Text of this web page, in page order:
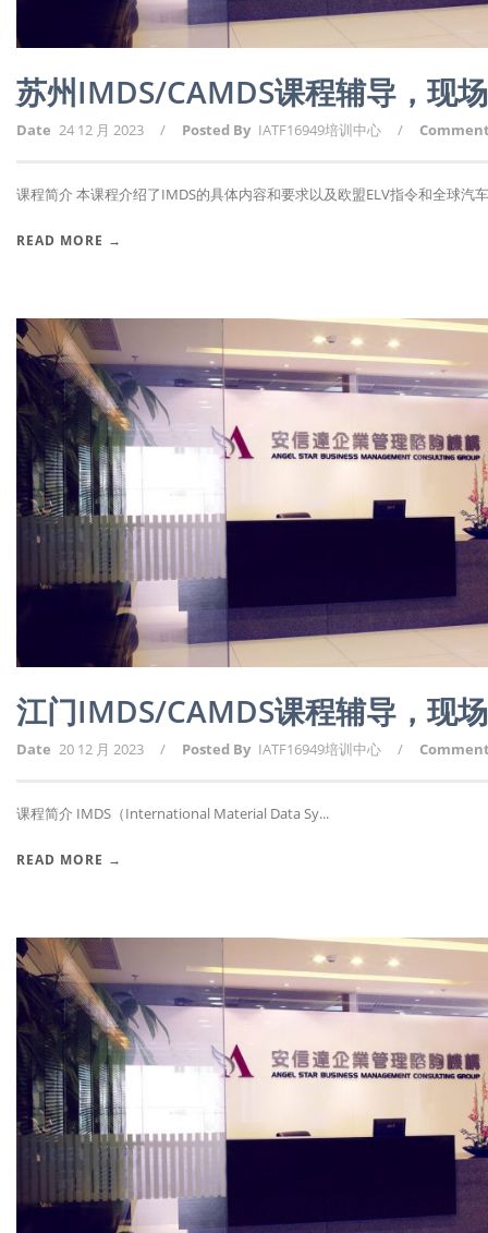
苏州IMDS/CAMDS课程辅导，现
Date 24 12 月 2023 / Posted By IATF16949培训中心 /
课程简介 本课程介绍了IMDS的具体内容和要求以及欧盟ELV指令和全球汽
READ MORE →
江门IMDS/CAMDS课程辅导，现
Date 20 12 月 2023 / Posted By IATF16949培训中心 /
课程简介 IMDS（International Material Data Sy...
READ MORE →